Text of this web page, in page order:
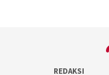
REDAKSI